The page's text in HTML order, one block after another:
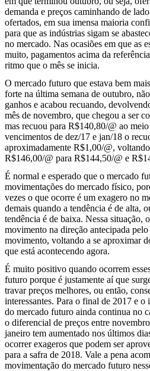
demanda e preços caminhando de
ofertados, em sua imensa maioria
para que as indústrias sigam se
no mercado. Nas ocasiões em que as
muito, pagamentos acima da
ritmo que o mês se inicia.
O mercado futuro que estava bem
forte na última semana de outubro,
ganhos e acabou recuando,
mês de novembro, que chegou a ser
mas recuou para R$140,80/@ ao
vencimentos de dez/17 e jan/18 o
aproximadamente R$1,00/@,
R$146,00/@ para R$144,50/@ e
É normal e esperado que o mercado
movimentações do mercado físico,
vezes o que ocorre é um exagero no
demais quando a tendência é de alta,
tendência é de baixa. Nessa situação,
movimento na direção antecipada
movimento, voltando a se aproximar
que está acontecendo agora.
É muito positivo quando ocorrem
futuro porque é justamente aí que
travar preços melhores, ou então,
interessantes. Para o final de 2017 e
do mercado futuro ainda continua no
o diferencial de preços entre
janeiro tem aumentado nos últimos
ocorrer exageros que podem ser
para a safra de 2018. Vale a pena
movimentação do mercado futuro